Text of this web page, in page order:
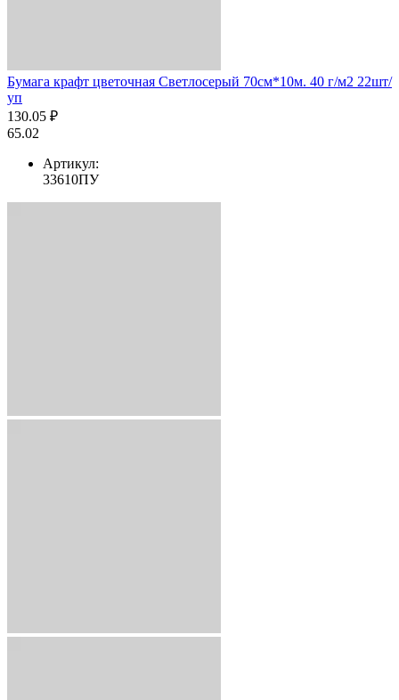
Бумага крафт цветочная Светлосерый 70см*10м. 40 г/м2 22шт/
уп
130.05 ₽
65.02
Артикул:
33610ПУ